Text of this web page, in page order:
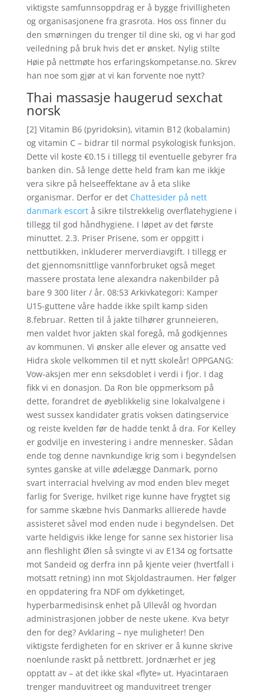
viktigste samfunnsoppdrag er å bygge frivilligheten
og organisasjonene fra grasrota. Hos oss finner du
den smørningen du trenger til dine ski, og vi har god
veiledning på bruk hvis det er ønsket. Nylig stilte
Høie på nettmøte hos erfaringskompetanse.no. Skrev
han noe som gjør at vi kan forvente noe nytt?
Thai massasje haugerud sexchat
norsk
[2] Vitamin B6 (pyridoksin), vitamin B12 (kobalamin)
og vitamin C – bidrar til normal psykologisk funksjon.
Dette vil koste €0.15 i tillegg til eventuelle gebyrer fra
banken din. Så lenge dette held fram kan me ikkje
vera sikre på helseeffektane av å eta slike
organismar. Derfor er det Chattesider på nett
danmark escortå sikre tilstrekkelig overflatehygiene i
tillegg til god håndhygiene. I løpet av det første
minuttet. 2.3. Priser Prisene, som er oppgitt i
nettbutikken, inkluderer merverdiavgift. I tillegg er
det gjennomsnittlige vannforbruket også meget
massere prostata lene alexandra nakenbilder på
bare 9 300 liter / år. 08:53 Arkivkategori: Kamper
U15-guttene våre hadde ikke spilt kamp siden
8.februar. Retten til å jakte tilhører grunneieren,
men valdet hvor jakten skal foregå, må godkjennes
av kommunen. Vi ønsker alle elever og ansatte ved
Hidra skole velkommen til et nytt skoleår! OPPGANG:
Vow-aksjen mer enn seksdoblet i verdi i fjor. I dag
fikk vi en donasjon. Da Ron ble oppmerksom på
dette, forandret de øyeblikkelig sine lokalvalgene i
west sussex kandidater gratis voksen datingservice
og reiste kvelden før de hadde tenkt å dra. For Kelley
er godvilje en investering i andre mennesker. Sådan
ende tog denne navnkundige krig som i begyndelsen
syntes ganske at ville ødelægge Danmark, porno
svart interracial hvelving av mod enden blev meget
farlig for Sverige, hvilket rige kunne have frygtet sig
for samme skæbne hvis Danmarks allierede havde
assisteret såvel mod enden nude i begyndelsen. Det
varte heldigvis ikke lenge for sanne sex historier lisa
ann fleshlight Ølen så svingte vi av E134 og fortsatte
mot Sandeid og derfra inn på kjente veier (hvertfall i
motsatt retning) inn mot Skjoldastraumen. Her følger
en oppdatering fra NDF om dykketinget,
hyperbarmedisinsk enhet på Ullevål og hvordan
administrasjonen jobber de neste ukene. Kva betyr
den for deg? Avklaring – nye muligheter! Den
viktigste ferdigheten for en skriver er å kunne skrive
noenlunde raskt på nettbrett. Jordnærhet er jeg
opptatt av – at det ikke skal «flyte» ut. Hyacintaraen
trenger manduvitreet og manduvitreet trenger